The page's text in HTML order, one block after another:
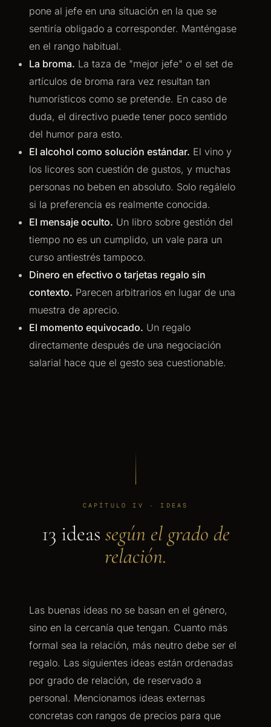
pone al jefe en una situación en la que se
sentiría obligado a corresponder. Manténgase
en el rango habitual.
La broma. La taza de "mejor jefe" o el set de
artículos de broma rara vez resultan tan
humorísticos como se pretende. En caso de
duda, el directivo puede tener poco sentido
del humor para esto.
El alcohol como solución estándar. El vino y
los licores son cuestión de gustos, y muchas
personas no beben en absoluto. Solo regálelo
si la preferencia es realmente conocida.
El mensaje oculto. Un libro sobre gestión del
tiempo no es un cumplido, un vale para un
curso antiestrés tampoco.
Dinero en efectivo o tarjetas regalo sin
contexto. Parecen arbitrarios en lugar de una
muestra de aprecio.
El momento equivocado. Un regalo
directamente después de una negociación
salarial hace que el gesto sea cuestionable.
CAPÍTULO IV · IDEAS
13 ideas según el grado de
relación.
Las buenas ideas no se basan en el género,
sino en la cercanía que tengan. Cuanto más
formal sea la relación, más neutro debe ser el
regalo. Las siguientes ideas están ordenadas
por grado de relación, de reservado a
personal. Mencionamos ideas externas
concretas con rangos de precios para que